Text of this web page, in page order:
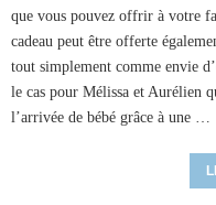
que vous pouvez offrir à votre
cadeau peut être offerte
tout simplement comme envie
le cas pour Mélissa et Aurélien
l’arrivée de bébé grâce à une …